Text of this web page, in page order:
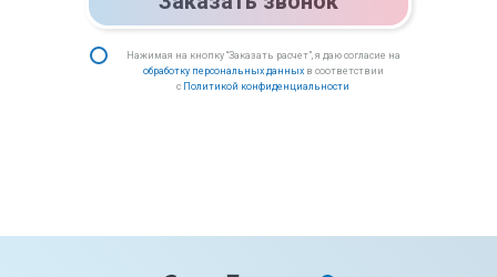
Нажимая на кнопку “Заказать расчет”, я даю согласие на
обработку персональных данныхв соответствии
с Политикой конфиденциальности